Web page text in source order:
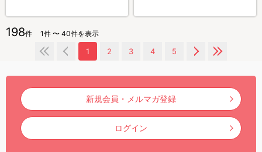
198件 1件 〜 40件を表示
1 2 3 4 5
新規会員・メルマガ登録
ログイン